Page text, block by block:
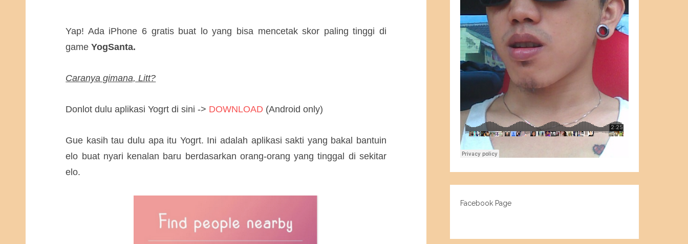
Yap! Ada iPhone 6 gratis buat lo yang bisa mencetak skor paling tinggi di
gameYogSanta.
Caranya gimana, Litt?
Donlot dulu aplikasi Yogrt di sini -> DOWNLOAD (Android only)
Gue kasih tau dulu apa itu Yogrt. Ini adalah aplikasi sakti yang bakal bantuin
elo buat nyari kenalan baru berdasarkan orang-orang yang tinggal di sekitar
elo.
Facebook Page